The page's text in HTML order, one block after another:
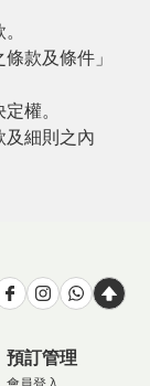
款及條件」
權。
及細則之內
預訂管理